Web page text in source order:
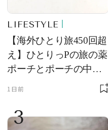
LIFESTYLE
【海外ひとり旅450回超
え】ひとりっPの旅の薬
ポーチとポーチの中身
を初公開！ 本当に使え
ム
1日前
3